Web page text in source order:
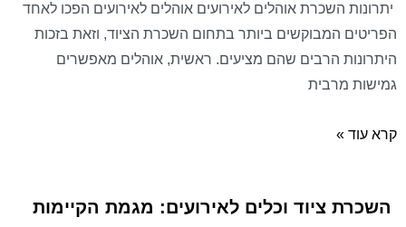
יתרונות השכרת אוהלים לאירועים אוהלים לאירועים הפכו לאחד
הפריטים המבוקשים ביותר בתחום השכרת הציוד, וזאת בזכות
היתרונות הרבים שהם מציעים. ראשית, אוהלים מאפשרים
גמישות מרבית
קרא עוד »
השכרת ציוד וכלים לאירועים: מגמת הקיימות